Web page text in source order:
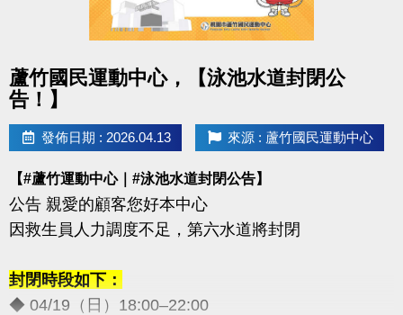
蘆竹國民運動中心，【泳池水道封閉公
告！】
發佈日期 : 2026.04.13 來源 : 蘆竹國民運動中心
【#蘆竹運動中心｜#泳池水道封閉公告】
公告 親愛的顧客您好本中心
因救生員人力調度不足，第六水道將封閉
封閉時段如下：
◆ 04/19（日）18:00–22:00